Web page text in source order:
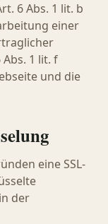
6 Abs. 1 lit. b
einer
1 lit. f
und die
eine SSL-
der